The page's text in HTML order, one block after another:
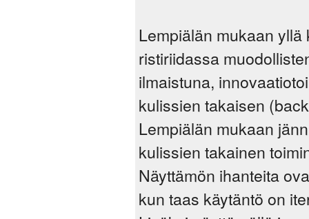
Lempiälän mukaan
ristiriidassa
ilmaistuna,
kulissien takaisen
Lempiälän mukaan
kulissien takainen
Näyttämön ihanteita
kun taas käytäntö on